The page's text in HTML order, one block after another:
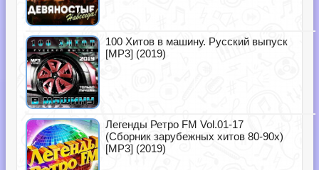
100 Хитов в машину. Русский выпуск
[MP3] (2019)
Легенды Ретро FM Vol.01-17
(Сборник зарубежных хитов 80-90х)
[MP3] (2019)